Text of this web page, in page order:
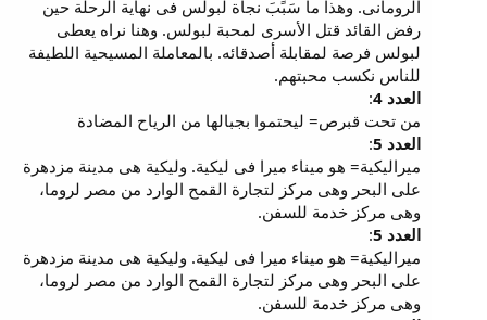
الرومانى. وهذا ما سَبًبَ نجاة لبولس فى نهاية الرحلة حين
رفض القائد قتل الأسرى لمحبة لبولس. وهنا نراه يعطى
لبولس فرصة لمقابلة أصدقائه. بالمعاملة المسيحية اللطيفة
للناس نكسب محبتهم.
العدد 4 :
من تحت قبرص= ليحتموا بجبالها من الرياح المضادة
العدد 5
:
ميراليكية= هو ميناء ميرا فى ليكية. وليكية هى مدينة مزدهرة
على البحر وهى مركز لتجارة القمح الوارد من مصر لروما،
وهى مركز خدمة للسفن.
العدد 5
:
ميراليكية= هو ميناء ميرا فى ليكية. وليكية هى مدينة مزدهرة
على البحر وهى مركز لتجارة القمح الوارد من مصر لروما،
وهى مركز خدمة للسفن.